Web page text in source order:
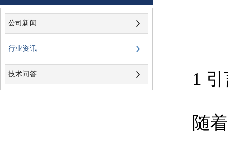
公司新闻
行业资讯
技术问答 1
随